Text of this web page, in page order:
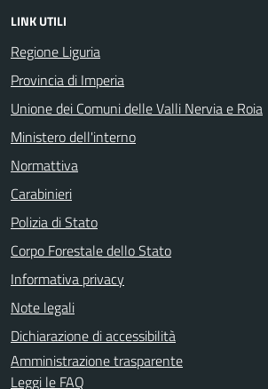
LINK UTILI
Regione Liguria
Provincia di Imperia
Unione dei Comuni delle Valli Nervia e Roia
Ministero dell'interno
Normattiva
Carabinieri
Polizia di Stato
Corpo Forestale dello Stato
Informativa privacy
Note legali
Dichiarazione di accessibilità
Amministrazione trasparente
Leggi le FAQ